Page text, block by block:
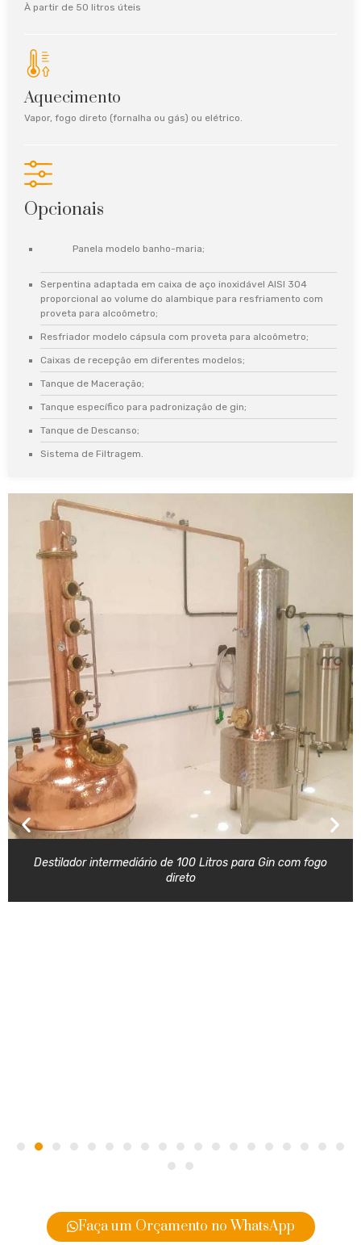
À partir de 50 litros úteis
Aquecimento
Vapor, fogo direto (fornalha ou gás) ou elétrico.
Opcionais
Panela modelo banho-maria;
Serpentina adaptada em caixa de aço inoxidável AISI 304
proporcional ao volume do alambique para resfriamento com
proveta para alcoômetro;
Resfriador modelo cápsula com proveta para alcoômetro;
Caixas de recepção em diferentes modelos;
Tanque de Maceração;
Tanque específico para padronização de gin;
Tanque de Descanso;
Sistema de Filtragem.
Destilador intermediário de 100 Litros para Gin com fogo
direto
Faça um Orçamento no WhatsApp